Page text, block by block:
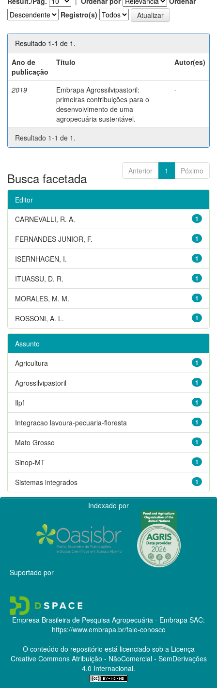
Registro(s)
Resultado 1-1 de 1.
Ano de
publicação
Título Autor(es)
2019
Embrapa Agrossilvipastoril:
primeiras contribuições para o
desenvolvimento de uma
agropecuária sustentável.
-
Resultado 1-1 de 1.
Anterior 1 Póximo
Busca facetada
Editor
1
CARNEVALLI, R. A.
1
FERNANDES JUNIOR, F.
1
ISERNHAGEN, I.
1
ITUASSU, D. R.
1
MORALES, M. M.
1
ROSSONI, A. L.
Assunto
1
Agricultura
1
Agrossilvipastoril
1
Ilpf
1
Integracao lavoura-pecuaria-floresta
1
Mato Grosso
1
Sinop-MT
1
Sistemas integrados
Indexado por
Suportado por
Empresa Brasileira de Pesquisa Agropecuária - Embrapa SAC:
https://www.embrapa.br/fale-conosco
O conteúdo do repositório está licenciado sob a Licença
Creative CommonsAtribuição - NãoComercial - SemDerivações
4.0 Internacional.